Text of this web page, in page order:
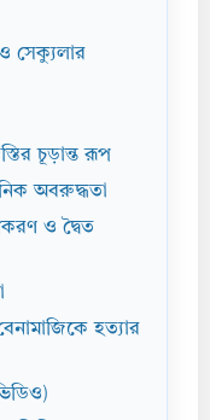
সেক্যুলার
চূড়ান্ত রূপ
অবরুদ্ধতা
ও দ্বৈত
হত্যার